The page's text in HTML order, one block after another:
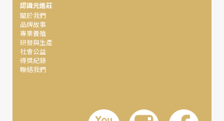
認識元進莊
關於我們
品牌故事
專業養殖
研發與生產
社會公益
得獎紀錄
聯絡我們